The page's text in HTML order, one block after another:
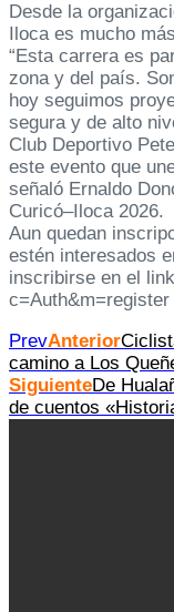
Desde la
Iloca es mucho
“Esta carrera es
zona y del país.
hoy seguimos
segura y de alto
Club Deportivo
este evento que
señaló Ernaldo
Curicó–Iloca 2026.
Aun quedan
estén interesados
inscribirse en el
c=Auth&m=register
PrevAnterior
camino a Los
SiguienteDe
de cuentos